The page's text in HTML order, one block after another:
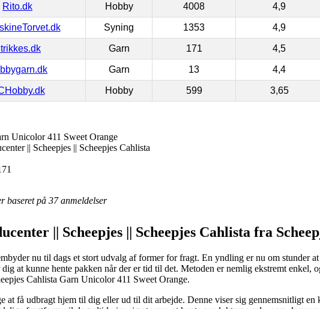
Rito.dk Hobby 4008 4,9
Syning 1353 4,9
Garn 171 4,5
Garn 13 4,4
Hobby 599 3,65
Unicolor 411 Sweet Orange
|| Scheepjes || Scheepjes Cahlista
baseret på 37anmeldelser
|| Scheepjes || Scheepjes Cahlista fra
nu til dags et stort udvalg af former for fragt. En yndling er nu om stunder
at kunne hente pakken når der er tid til det. Metoden er nemlig ekstremt enkel,
Cahlista Garn Unicolor 411 Sweet Orange.
at få udbragt hjem til dig eller ud til dit arbejde. Denne viser sig gennemsnitligt